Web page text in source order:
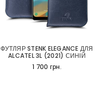
ФУТЛЯР STENK ELEGANCE ДЛЯ
ALCATEL 3L (2021) СИНІЙ
1 700 грн.